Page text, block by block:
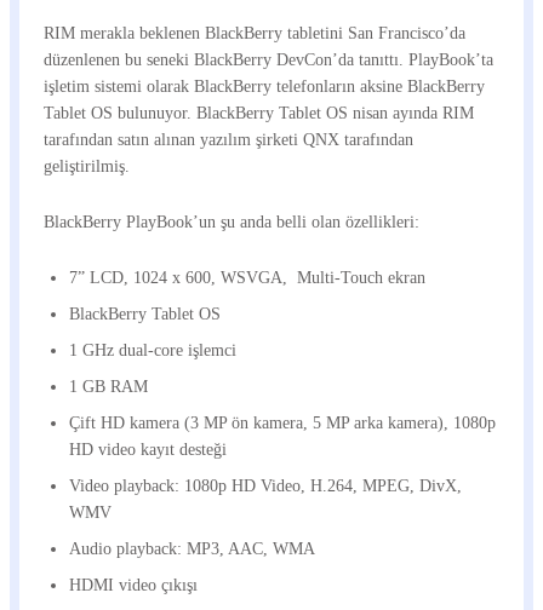
RIM merakla beklenen BlackBerry tabletini San Francisco’da
düzenlenen bu seneki BlackBerry DevCon’da tanıttı. PlayBook’ta
işletim sistemi olarak BlackBerry telefonların aksine BlackBerry
Tablet OS bulunuyor. BlackBerry Tablet OS nisan ayında RIM
tarafından satın alınan yazılım şirketi QNX tarafından
geliştirilmiş.
BlackBerry PlayBook’un şu anda belli olan özellikleri:
7” LCD, 1024 x 600, WSVGA, Multi-Touch ekran
BlackBerry Tablet OS
1 GHz dual-core işlemci
1 GB RAM
Çift HD kamera (3 MP ön kamera, 5 MP arka kamera), 1080p
HD video kayıt desteği
Video playback: 1080p HD Video, H.264, MPEG, DivX,
WMV
Audio playback: MP3, AAC, WMA
HDMI video çıkışı